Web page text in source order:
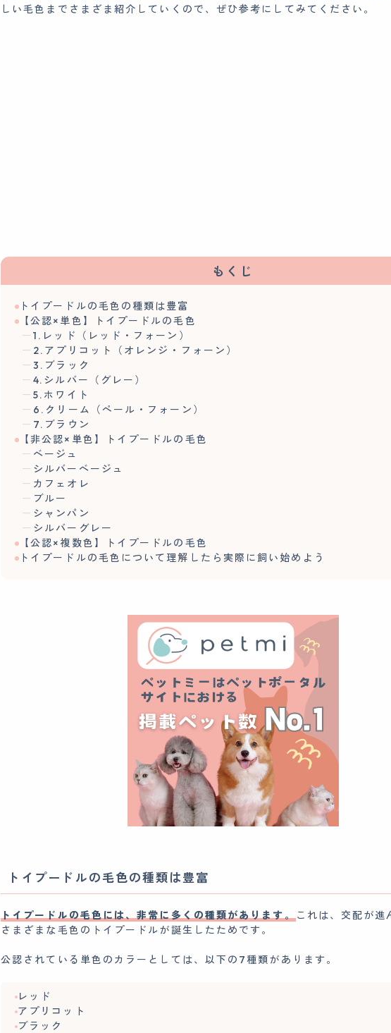
しい毛色までさまざま紹介していくので、ぜひ参考にしてみてください。
もくじ
トイプードルの毛色の種類は豊富
【公認×単色】トイプードルの毛色
1.レッド（レッド・フォーン）
2.アプリコット（オレンジ・フォーン）
3.ブラック
4.シルバー（グレー）
5.ホワイト
6.クリーム（ペール・フォーン）
7.ブラウン
【非公認×単色】トイプードルの毛色
ベージュ
シルバーベージュ
カフェオレ
ブルー
シャンパン
シルバーグレー
【公認×複数色】トイプードルの毛色
トイプードルの毛色について理解したら実際に飼い始めよう
トイプードルの毛色の種類は豊富
トイプードルの毛色には、非常に多くの種類があります。これは、交配が進
さまざまな毛色のトイプードルが誕生したためです。
公認されている単色のカラーとしては、以下の7種類があります。
レッド
アプリコット
ブラック